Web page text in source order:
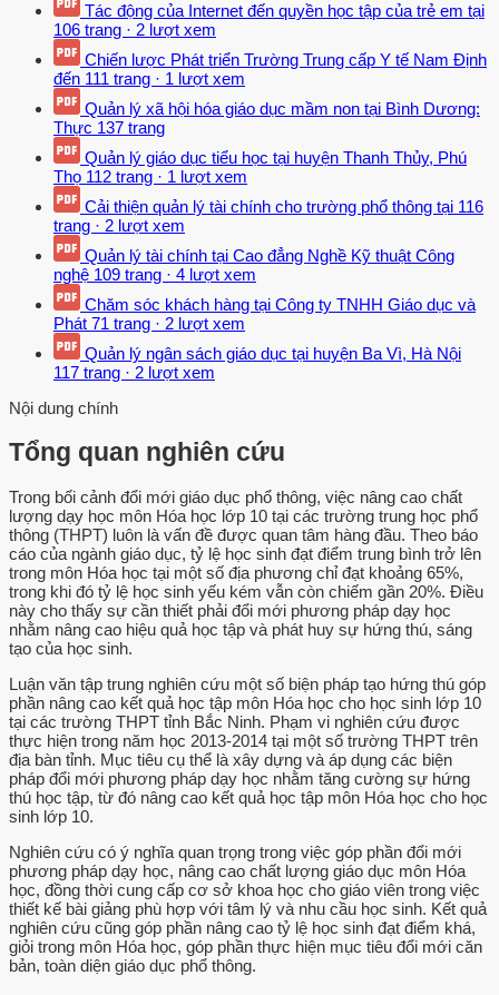
Tác động của Internet đến quyền học tập của trẻ em tại
106 trang · 2 lượt xem
Chiến lược Phát triển Trường Trung cấp Y tế Nam Định
đến 111 trang · 1 lượt xem
Quản lý xã hội hóa giáo dục mầm non tại Bình Dương:
Thực 137 trang
Quản lý giáo dục tiểu học tại huyện Thanh Thủy, Phú
Thọ 112 trang · 1 lượt xem
Cải thiện quản lý tài chính cho trường phổ thông tại 116
trang · 2 lượt xem
Quản lý tài chính tại Cao đẳng Nghề Kỹ thuật Công
nghệ 109 trang · 4 lượt xem
Chăm sóc khách hàng tại Công ty TNHH Giáo dục và
Phát 71 trang · 2 lượt xem
Quản lý ngân sách giáo dục tại huyện Ba Vì, Hà Nội
117 trang · 2 lượt xem
Nội dung chính
Tổng quan nghiên cứu
Trong bối cảnh đổi mới giáo dục phổ thông, việc nâng cao chất
lượng dạy học môn Hóa học lớp 10 tại các trường trung học phổ
thông (THPT) luôn là vấn đề được quan tâm hàng đầu. Theo báo
cáo của ngành giáo dục, tỷ lệ học sinh đạt điểm trung bình trở lên
trong môn Hóa học tại một số địa phương chỉ đạt khoảng 65%,
trong khi đó tỷ lệ học sinh yếu kém vẫn còn chiếm gần 20%. Điều
này cho thấy sự cần thiết phải đổi mới phương pháp dạy học
nhằm nâng cao hiệu quả học tập và phát huy sự hứng thú, sáng
tạo của học sinh.
Luận văn tập trung nghiên cứu một số biện pháp tạo hứng thú góp
phần nâng cao kết quả học tập môn Hóa học cho học sinh lớp 10
tại các trường THPT tỉnh Bắc Ninh. Phạm vi nghiên cứu được
thực hiện trong năm học 2013-2014 tại một số trường THPT trên
địa bàn tỉnh. Mục tiêu cụ thể là xây dựng và áp dụng các biện
pháp đổi mới phương pháp dạy học nhằm tăng cường sự hứng
thú học tập, từ đó nâng cao kết quả học tập môn Hóa học cho học
sinh lớp 10.
Nghiên cứu có ý nghĩa quan trọng trong việc góp phần đổi mới
phương pháp dạy học, nâng cao chất lượng giáo dục môn Hóa
học, đồng thời cung cấp cơ sở khoa học cho giáo viên trong việc
thiết kế bài giảng phù hợp với tâm lý và nhu cầu học sinh. Kết quả
nghiên cứu cũng góp phần nâng cao tỷ lệ học sinh đạt điểm khá,
giỏi trong môn Hóa học, góp phần thực hiện mục tiêu đổi mới căn
bản, toàn diện giáo dục phổ thông.